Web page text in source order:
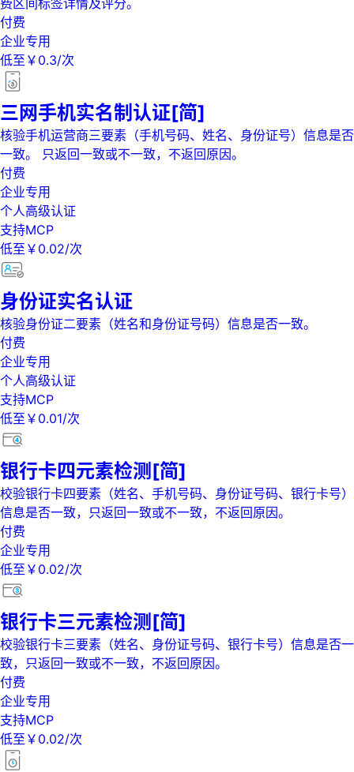
费区间标签详情及评分。
付费
企业专用
低至￥0.3/次
三网手机实名制认证[简]
核验手机运营商三要素（手机号码、姓名、身份证号）信息是否
一致。 只返回一致或不一致，不返回原因。
付费
企业专用
个人高级认证
支持MCP
低至￥0.02/次
身份证实名认证
核验身份证二要素（姓名和身份证号码）信息是否一致。
付费
企业专用
个人高级认证
支持MCP
低至￥0.01/次
银行卡四元素检测[简]
校验银行卡四要素（姓名、手机号码、身份证号码、银行卡号）
信息是否一致，只返回一致或不一致，不返回原因。
付费
企业专用
低至￥0.02/次
银行卡三元素检测[简]
校验银行卡三要素（姓名、身份证号码、银行卡号）信息是否一
致，只返回一致或不一致，不返回原因。
付费
企业专用
支持MCP
低至￥0.02/次